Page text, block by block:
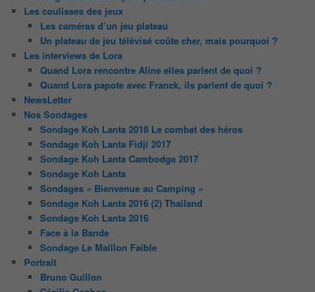
Les coulisses des jeux
Les caméras d’un jeu plateau
Un plateau de jeu télévisé coûte cher, mais pourquoi ?
Les interviews de Lora
Quand Lora rencontre Aline elles parlent de quoi ?
Quand Lora papote avec Franck, ils parlent de quoi ?
NewsLetter
Nos Sondages
Sondage Koh Lanta 2018 Le combat des héros
Sondage Koh Lanta Fidji 2017
Sondage Koh Lanta Cambodge 2017
Sondage Koh Lanta
Sondages « Bienvenue au Camping »
Sondage Koh Lanta 2016 (2) Thailand
Sondage Koh Lanta 2016
Face à la Bande
Sondage Le Maillon Faible
Portrait
Bruno Guillon